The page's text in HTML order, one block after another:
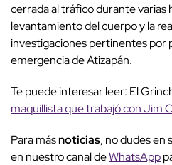
cerrada al tráfico durante varias
levantamiento del cuerpo y la
investigaciones pertinentes por
emergencia de Atizapán.
Te puede interesar leer: El
maquillista que trabajó con Jim
Para másnoticias, no dudes en
en nuestro canal deWhatsApp